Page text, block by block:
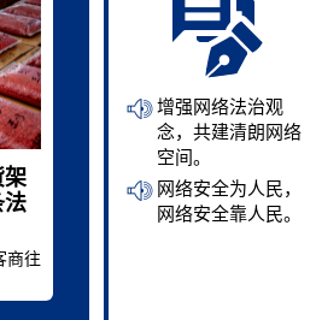
架
法
商往
增强网络法治观
念，共建清朗网络
空间。
网络安全为人民，
网络安全靠人民。